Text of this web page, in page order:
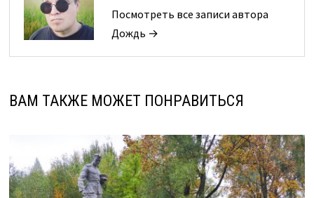
Посмотреть все записи автора
Дождь →
ВАМ ТАКЖЕ МОЖЕТ ПОНРАВИТЬСЯ